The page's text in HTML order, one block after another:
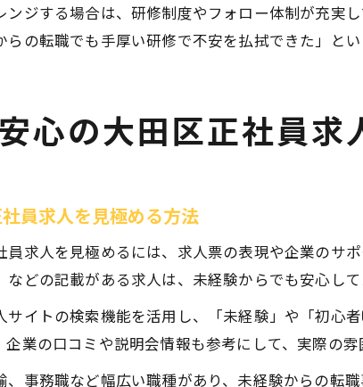
ンジする場合は、研修制度やフォロー体制が充実
の転職でも手厚い研修で不安を払拭できた」と
心の大田区正社員求
員求人を見極める方法
員求人を見極めるには、求人票の表現や企業のサ
どの記載がある求人は、未経験からでも安心し
サイトの検索機能を活用し、「未経験」や「初心
業の口コミや説明会情報も参考にして、実際の
事務職など幅広い職種があり、未経験からの転